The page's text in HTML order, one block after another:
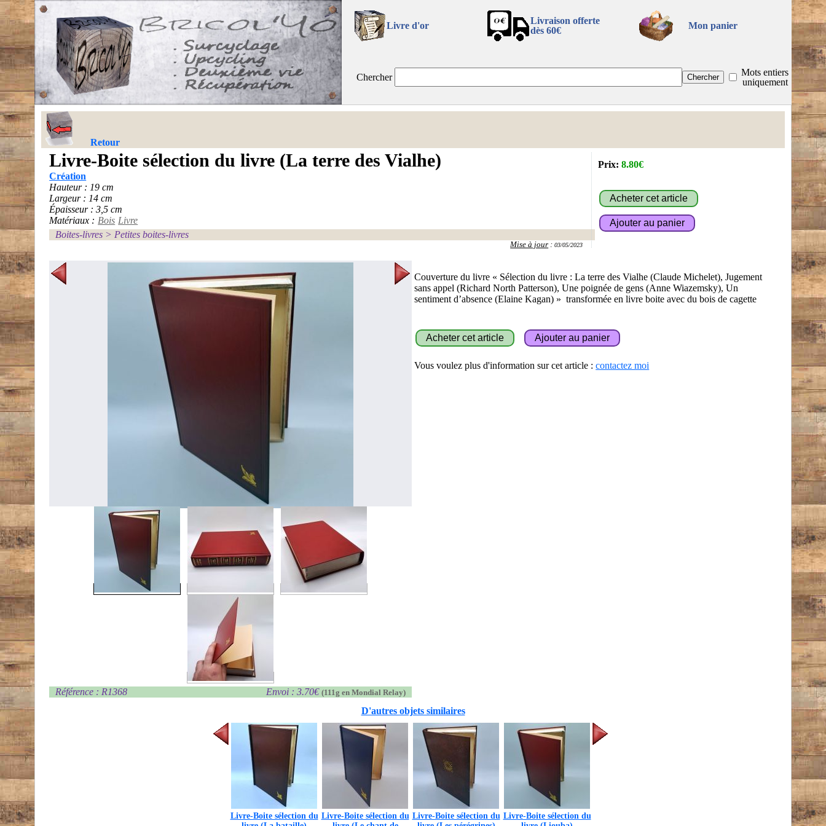
Livre d'or
Livraison offerte
dès 60€
Mon panier
Chercher
Mots entiers
uniquement
Retour
Livre-Boite sélection du livre (La terre des Vialhe)
Création
Hauteur : 19 cm
Largeur : 14 cm
Épaisseur : 3,5 cm
Matériaux : Bois Livre
Boites-livres > Petites boites-livres
Mise à jour :03/05/2023
Prix: 8.80€
Référence : R1368 Envoi : 3.70€(111g en Mondial Relay)
Couverture du livre « Sélection du livre : La terre des Vialhe (Claude Michelet), Jugement
sans appel (Richard North Patterson), Une poignée de gens (Anne Wiazemsky), Un
sentiment d’absence (Elaine Kagan) » transformée en livre boite avec du bois de cagette
Vous voulez plus d'information sur cet article :contactez moi
D'autres objets similaires
Livre-Boite sélection du Livre-Boite sélection du Livre-Boite sélection du Livre-Boite sélection du